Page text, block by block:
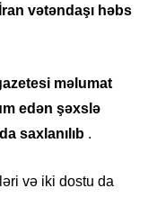
vətəndaşı həbs
məlumat
edən şəxslə
saxlanılıb .
və iki dostu da